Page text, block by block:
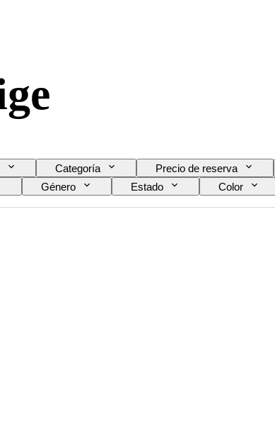
Categoría Precio de reserva
Género Estado Color